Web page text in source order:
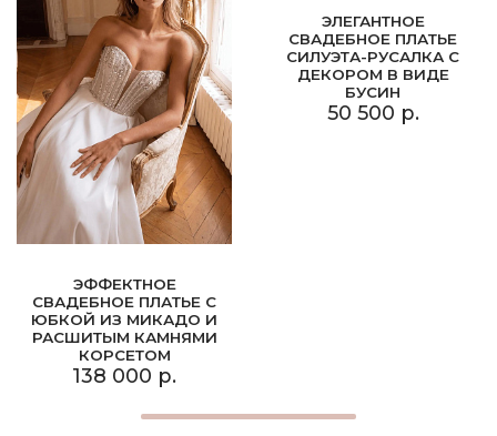
ЭФФЕКТНОЕ
СВАДЕБНОЕ ПЛАТЬЕ С
ЮБКОЙ ИЗ МИКАДО И
РАСШИТЫМ КАМНЯМИ
КОРСЕТОМ
138 000 р.
ЭЛЕГАНТНОЕ
СВАДЕБНОЕ ПЛАТЬЕ
СИЛУЭТА-РУСАЛКА С
ДЕКОРОМ В ВИДЕ
БУСИН
50 500 р.